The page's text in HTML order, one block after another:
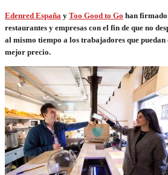
Edenred España y Too Good to Go han
restaurantes y empresas con el fin de que no
al mismo tiempo a los trabajadores que
mejor precio.